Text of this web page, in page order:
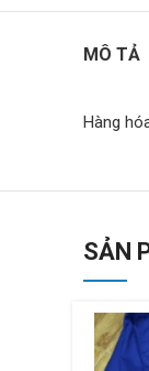
MÔ TẢ
Hàng
SẢN